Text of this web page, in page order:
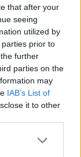
that after your
seeing
utilized by
prior to
further
parties on the
may
IAB’s List of
it to other